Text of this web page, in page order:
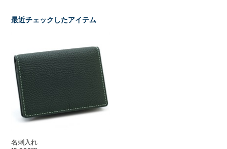
最近チェックしたアイテム
名刺入れ